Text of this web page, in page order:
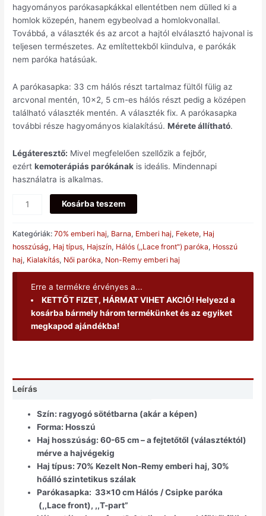
hagyományos parókasapkákkal ellentétben nem dülled ki a
homlok közepén, hanem egybeolvad a homlokvonallal.
Továbbá, a választék és az arcot a hajtól elválasztó hajvonal is
teljesen természetes. Az említettekből kiindulva, e parókák
nem paróka hatásúak.
A parókasapka: 33 cm hálós részt tartalmaz fültől fülig az
arcvonal mentén, 10×2, 5 cm-es hálós részt pedig a középen
található választék mentén. A választék fix. A parókasapka
további része hagyományos kialakítású.Mérete állítható.
Légáteresztő: Mivel megfelelően szellőzik a fejbőr,
ezértkemoterápiás parókának is ideális. Mindennapi
használatra is alkalmas.
Kosárba teszem
Kategóriák:70% emberi haj, Barna, Emberi haj, Fekete, Haj
hosszúság, Haj típus, Hajszín, Hálós (,,Lace front") paróka, Hosszú
haj, Kialakítás, Női paróka, Non-Remy emberi haj
Erre a termékre érvényes a...
KETTŐT FIZET, HÁRMAT VIHET AKCIÓ!Helyezd a
kosárba bármely három termékünket és az egyiket
megkapod ajándékba!
Leírás
Szín:ragyogó sötétbarna (akár a képen)
Forma: Hosszú
Haj hosszúság: 60-65 cm – a fejtetőtől (választéktól)
mérve a hajvégekig
Haj típus: 70% Kezelt Non-Remy emberi haj, 30%
hőálló szintetikus szálak
Parókasapka: 33×10 cm Hálós / Csipke paróka
(,,Lace front), ,,T-part”